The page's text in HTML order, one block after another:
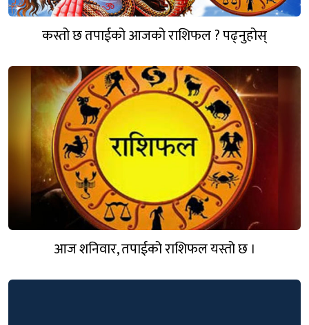
कस्तो छ तपाईको आजको राशिफल ? पढ्नुहोस्
आज शनिवार, तपाईको राशिफल यस्तो छ ।